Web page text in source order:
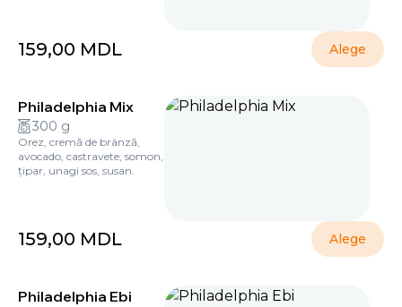
159,00 MDL Alege
Philadelphia Mix
300 g
Orez, cremă de brânză,
avocado, castravete, somon,
țipar, unagi sos, susan.
159,00 MDL Alege
Philadelphia Ebi